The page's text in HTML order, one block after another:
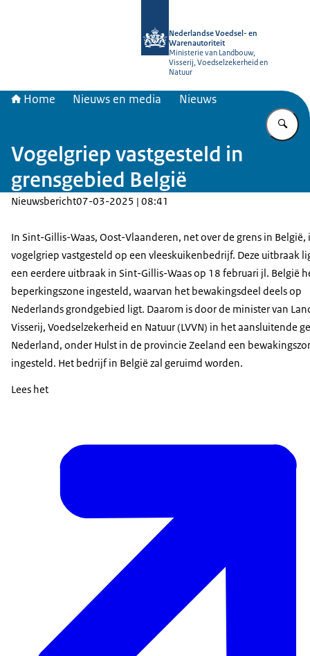
Nederlandse Voedsel- en
Warenautoriteit
Ministerie van Landbouw,
Visserij, Voedselzekerheid en
Natuur
Home Nieuws en media Nieuws
Vogelgriep vastgesteld in
grensgebied België
Nieuwsbericht07-03-2025 | 08:41
In Sint-Gillis-Waas, Oost-Vlaanderen, net over de grens in België,
vogelgriep vastgesteld op een vleeskuikenbedrijf. Deze uitbraak
een eerdere uitbraak in Sint-Gillis-Waas op 18 februari jl. België
beperkingszone ingesteld, waarvan het bewakingsdeel deels op
Nederlands grondgebied ligt. Daarom is door de minister van
Visserij, Voedselzekerheid en Natuur (LVVN) in het aansluitende
Nederland, onder Hulst in de provincie Zeeland een
ingesteld. Het bedrijf in België zal geruimd worden.
Lees het